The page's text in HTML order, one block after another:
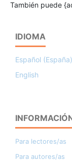
También puede
IDIOMA
Español (España)
English
Para lectores/as
Para autores/as